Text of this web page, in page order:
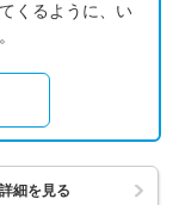
くるように、い
詳細を見る